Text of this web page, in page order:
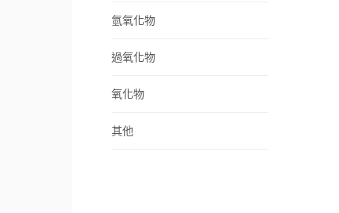
氫氧化物
過氧化物
氧化物
其他